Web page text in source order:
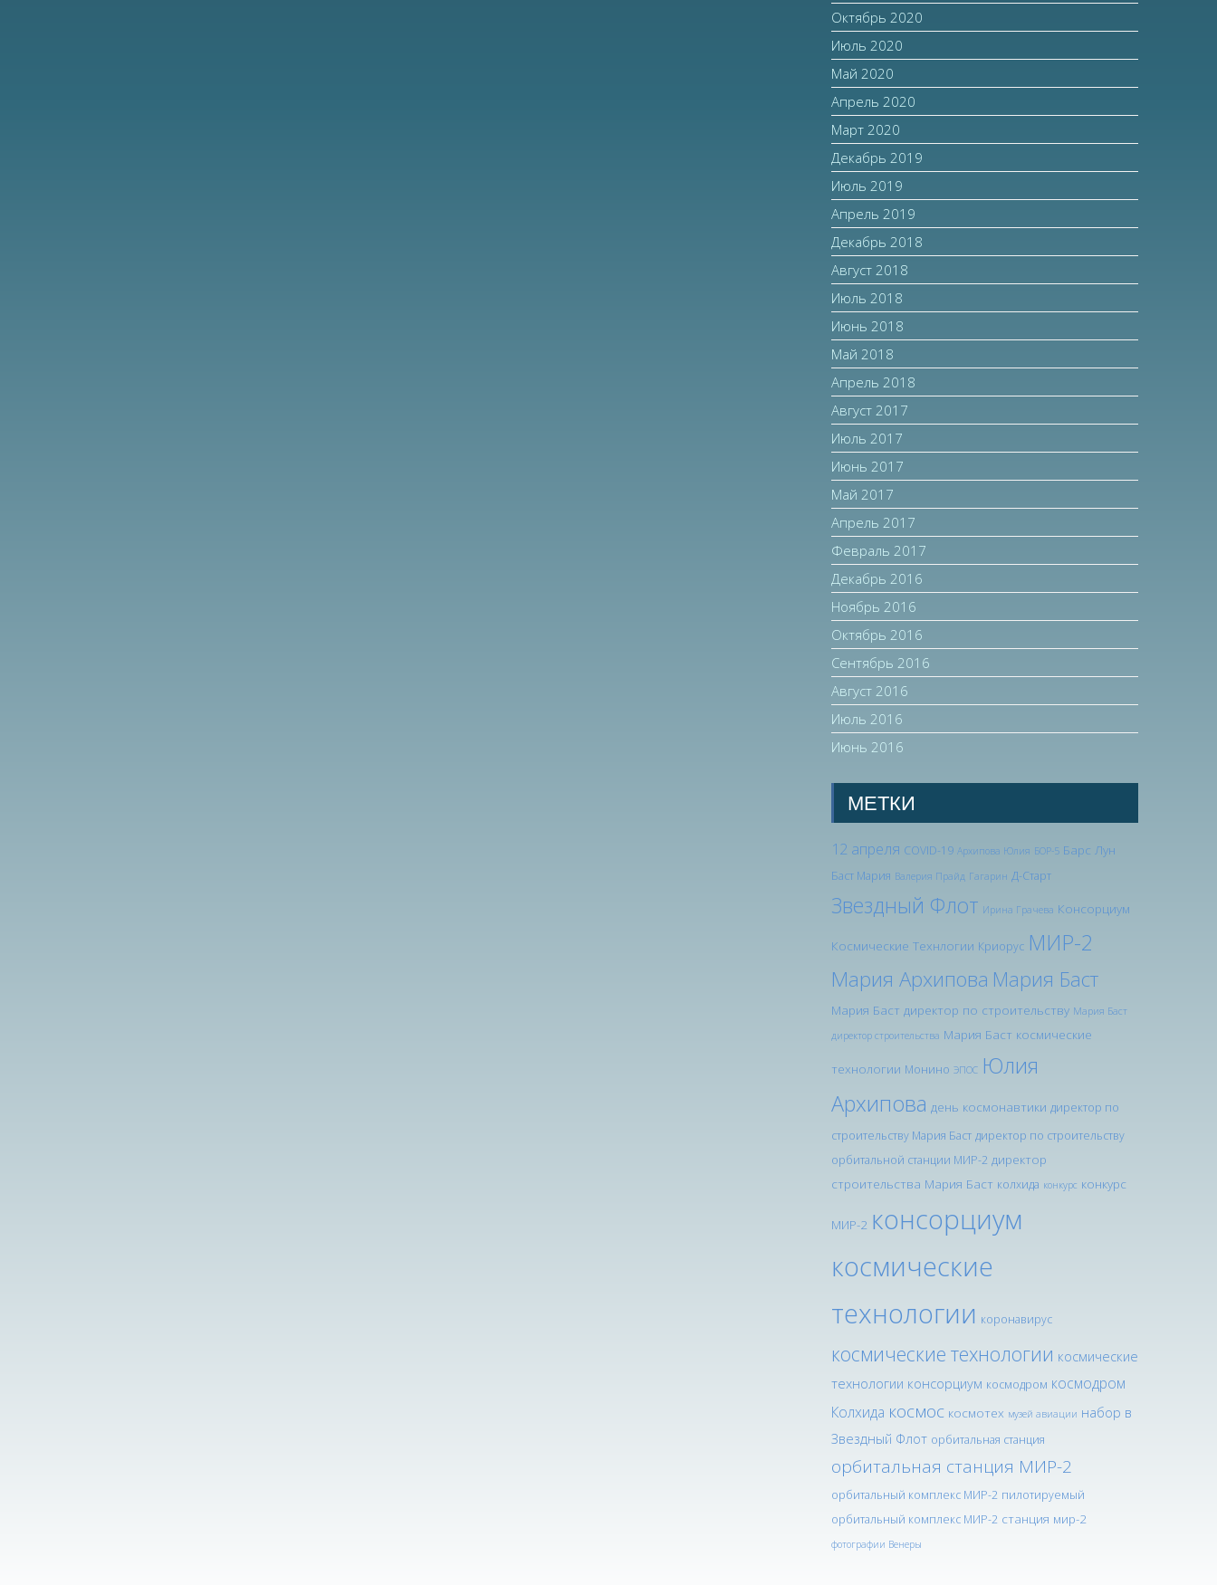
Октябрь 2020
Июль 2020
Май 2020
Апрель 2020
Март 2020
Декабрь 2019
Июль 2019
Апрель 2019
Декабрь 2018
Август 2018
Июль 2018
Июнь 2018
Май 2018
Апрель 2018
Август 2017
Июль 2017
Июнь 2017
Май 2017
Апрель 2017
Февраль 2017
Декабрь 2016
Ноябрь 2016
Октябрь 2016
Сентябрь 2016
Август 2016
Июль 2016
Июнь 2016
МЕТКИ
12 апреля COVID-19 Архипова Юлия БОР-5 Барс Лун
Баст Мария Валерия Прайд Гагарин Д-Старт
Звездный Флот Ирина Грачева Консорциум
Космические Технлогии Криорус МИР-2
Мария Архипова Мария Баст
Мария Баст директор по строительству Мария Баст
директор строительства Мария Баст космические
технологии Монино ЭПОС Юлия
Архипова день космонавтики директор по
строительству Мария Баст директор по строительству
орбитальной станции МИР-2 директор
строительства Мария Баст колхида конкурс конкурс
МИР-2 консорциум
космические
технологии коронавирус
космические технологии космические
технологии консорциум космодром космодром
Колхида космос космотех музей авиации набор в
Звездный Флот орбитальная станция
орбитальная станция МИР-2
орбитальный комплекс МИР-2 пилотируемый
орбитальный комплекс МИР-2 станция мир-2
фотографии Венеры